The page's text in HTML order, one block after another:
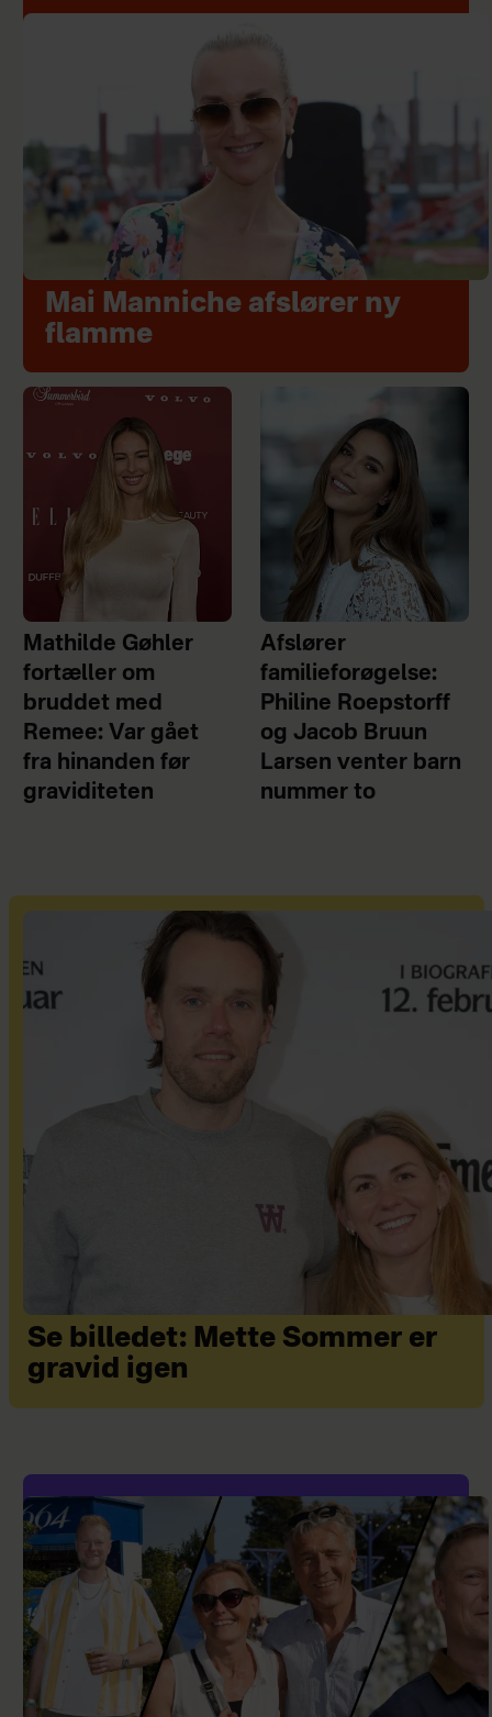
Mai Manniche afslører ny
flamme
Mathilde Gøhler
fortæller om
bruddet med
Remee: Var gået
fra hinanden før
graviditeten
Afslører
familieforøgelse:
Philine Roepstorff
og Jacob Bruun
Larsen venter barn
nummer to
Se billedet: Mette Sommer er
gravid igen